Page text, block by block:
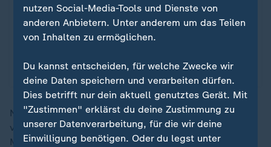
X-Inhalte anzeigen
Newsom prüft nun, ob TikTok kalifornisches Recht
verletzt. Nach kalifornischem Gesetz müssen Social-
Media-Unternehmen transparent über ihre Content-
nutzen Social-Media-Tools und Dienste von
anderen Anbietern. Unter anderem um das Teilen
von Inhalten zu ermöglichen.
Du kannst entscheiden, für welche Zwecke wir
deine Daten speichern und verarbeiten dürfen.
Dies betrifft nur dein aktuell genutztes Gerät. Mit
"Zustimmen" erklärst du deine Zustimmung zu
unserer Datenverarbeitung, für die wir deine
Einwilligung benötigen. Oder du legst unter